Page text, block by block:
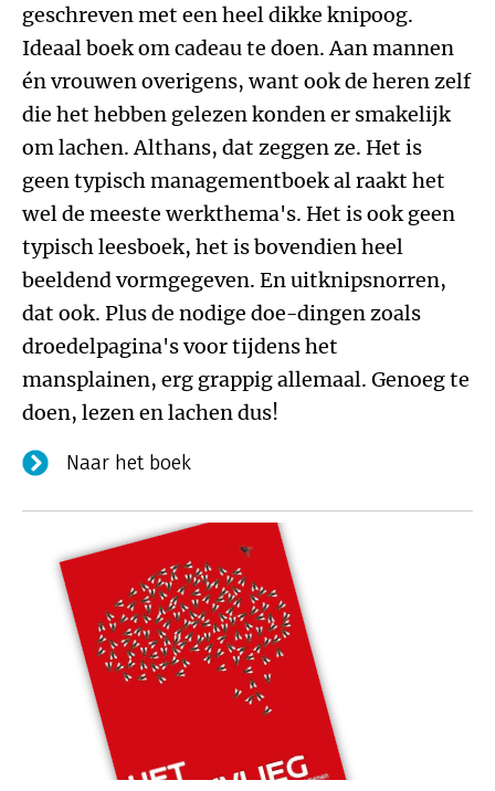
geschreven met een heel dikke knipoog.
Ideaal boek om cadeau te doen. Aan mannen
én vrouwen overigens, want ook de heren zelf
die het hebben gelezen konden er smakelijk
om lachen. Althans, dat zeggen ze. Het is
geen typisch managementboek al raakt het
wel de meeste werkthema's. Het is ook geen
typisch leesboek, het is bovendien heel
beeldend vormgegeven. En uitknipsnorren,
dat ook. Plus de nodige doe-dingen zoals
droedelpagina's voor tijdens het
mansplainen, erg grappig allemaal. Genoeg te
doen, lezen en lachen dus!
Naar het boek